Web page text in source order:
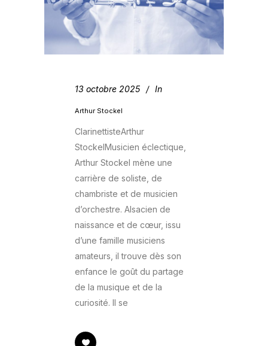
13 octobre 2025 In
Arthur Stockel
ClarinettisteArthur
StockelMusicien éclectique,
Arthur Stockel mène une
carrière de soliste, de
chambriste et de musicien
d’orchestre. Alsacien de
naissance et de cœur, issu
d’une famille musiciens
amateurs, il trouve dès son
enfance le goût du partage
de la musique et de la
curiosité. Il se